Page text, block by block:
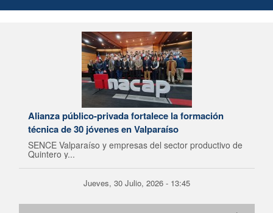
Alianza público-privada fortalece la formación
técnica de 30 jóvenes en Valparaíso
SENCE Valparaíso y empresas del sector productivo de
Quintero y...
Jueves, 30 Julio, 2026 - 13:45